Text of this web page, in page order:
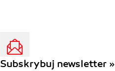
Subskrybuj newsletter »